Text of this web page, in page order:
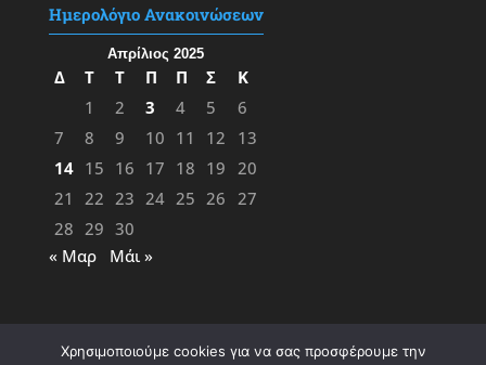
Ημερολόγιο Ανακοινώσεων
Απρίλιος 2025
Δ Τ Τ Π Π Σ
Κ
1
2 3 4 5
6
7
8 9 10 11 12
13
14 15 16 17 18 19 20
21
22 23 24 25 26 27
28 29 30
« Μαρ
Μάι »
Χρησιμοποιούμε cookies για να σας προσφέρουμε την